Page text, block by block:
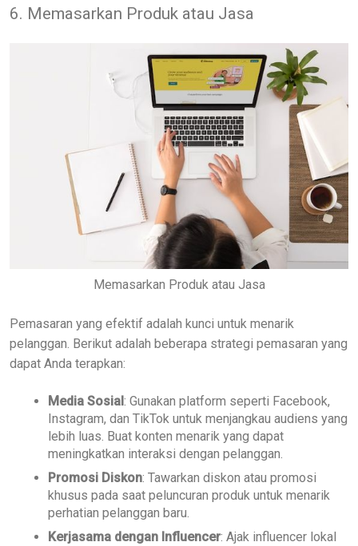
6. Memasarkan Produk atau Jasa
Memasarkan Produk atau Jasa
Pemasaran yang efektif adalah kunci untuk menarik
pelanggan. Berikut adalah beberapa strategi pemasaran yang
dapat Anda terapkan:
Media Sosial: Gunakan platform seperti Facebook,
Instagram, dan TikTok untuk menjangkau audiens yang
lebih luas. Buat konten menarik yang dapat
meningkatkan interaksi dengan pelanggan.
Promosi Diskon: Tawarkan diskon atau promosi
khusus pada saat peluncuran produk untuk menarik
perhatian pelanggan baru.
Kerjasama dengan Influencer: Ajak influencer lokal